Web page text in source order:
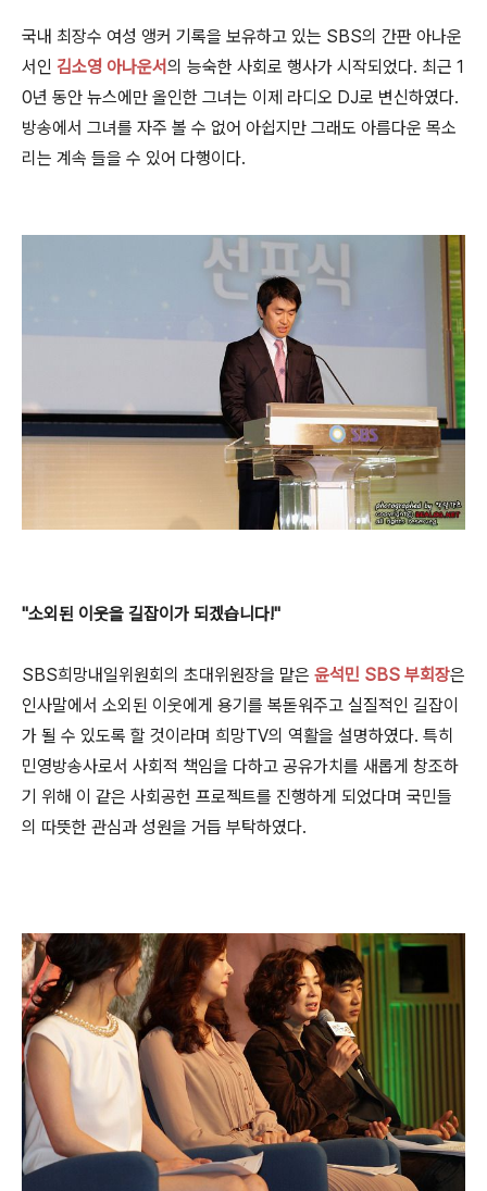
국내 최장수 여성 앵커 기록을 보유하고 있는 SBS의 간판 아나운
서인 김소영 아나운서의 능숙한 사회로 행사가 시작되었다. 최근 1
0년 동안 뉴스에만 올인한 그녀는 이제 라디오 DJ로 변신하였다.
방송에서 그녀를 자주 볼 수 없어 아쉽지만 그래도 아름다운 목소
리는 계속 들을 수 있어 다행이다.
"소외된 이웃을 길잡이가 되겠습니다!"
SBS희망내일위원회의 초대위원장을 맡은 윤석민 SBS 부회장은
인사말에서 소외된 이웃에게 용기를 복돋워주고 실질적인 길잡이
가 될 수 있도록 할 것이라며 희망TV의 역활을 설명하였다. 특히
민영방송사로서 사회적 책임을 다하고 공유가치를 새롭게 창조하
기 위해 이 같은 사회공헌 프로젝트를 진행하게 되었다며 국민들
의 따뜻한 관심과 성원을 거듭 부탁하였다.